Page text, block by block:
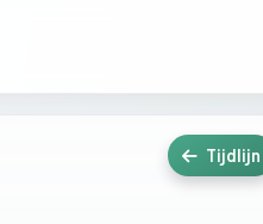
Tijdlijn